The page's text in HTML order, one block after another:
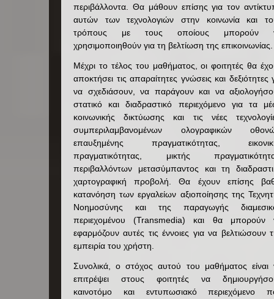
περιβάλλοντα. Θα μάθουν επίσης για τον
αυτών των τεχνολογιών στην κοινωνία και
τρόπους με τους οποίους μπορούν
χρησιμοποιηθούν για τη βελτίωση της επικοινωνίας.
Μέχρι το τέλος του μαθήματος, οι φοιτητές θα
αποκτήσει τις απαραίτητες γνώσεις και δεξιότητες
να σχεδιάσουν, να παράγουν και να
στατικό και διαδραστικό περιεχόμενο για τα
κοινωνικής δικτύωσης και τις νέες
συμπεριλαμβανομένων ολογραφικών
επαυξημένης πραγματικότητας,
πραγματικότητας, μικτής
περιβαλλόντων μετασύμπαντος και τη
χαρτογραφική προβολή. Θα έχουν επίσης
κατανόηση των εργαλείων αξιοποίησης της
Νοημοσύνης και της παραγωγής
περιεχομένου (Transmedia) και θα μπορούν
εφαρμόζουν αυτές τις έννοιες για να βελτιώσουν
εμπειρία του χρήστη.
Συνολικά, ο στόχος αυτού του μαθήματος είναι
επιτρέψει στους φοιτητές να
καινοτόμο και εντυπωσιακό περιεχόμενο